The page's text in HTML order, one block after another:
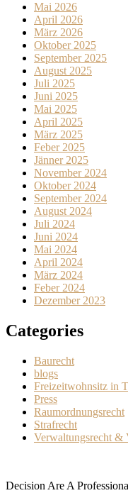
Mai 2026
April 2026
März 2026
Oktober 2025
September 2025
August 2025
Juli 2025
Juni 2025
Mai 2025
April 2025
März 2025
Feber 2025
Jänner 2025
November 2024
Oktober 2024
September 2024
August 2024
Juli 2024
Juni 2024
Mai 2024
April 2024
März 2024
Feber 2024
Dezember 2023
Categories
Baurecht
blogs
Freizeitwohnsitz in
Press
Raumordnungsrecht
Strafrecht
Verwaltungsrecht &
Decision Are A